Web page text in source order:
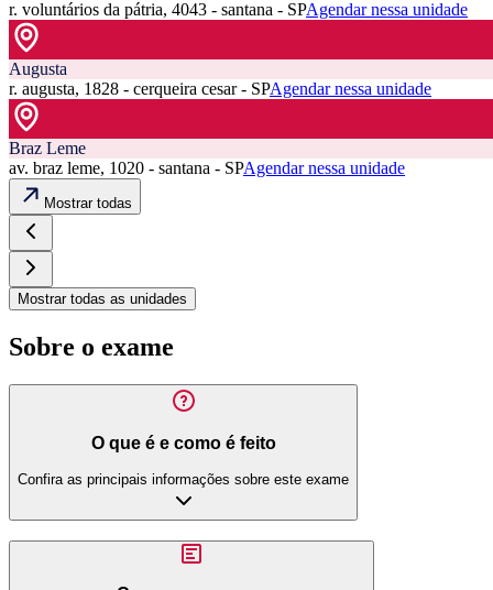
r. voluntários da pátria, 4043 - santana - SPAgendar nessa unidade
Augusta
r. augusta, 1828 - cerqueira cesar - SPAgendar nessa unidade
Braz Leme
av. braz leme, 1020 - santana - SPAgendar nessa unidade
Mostrar todas
Mostrar todas as unidades
Sobre o exame
O que é e como é feito
Confira as principais informações sobre este exame